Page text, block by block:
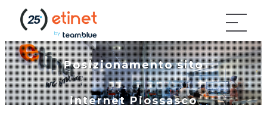
Posizionamento sito
internet Piossasco